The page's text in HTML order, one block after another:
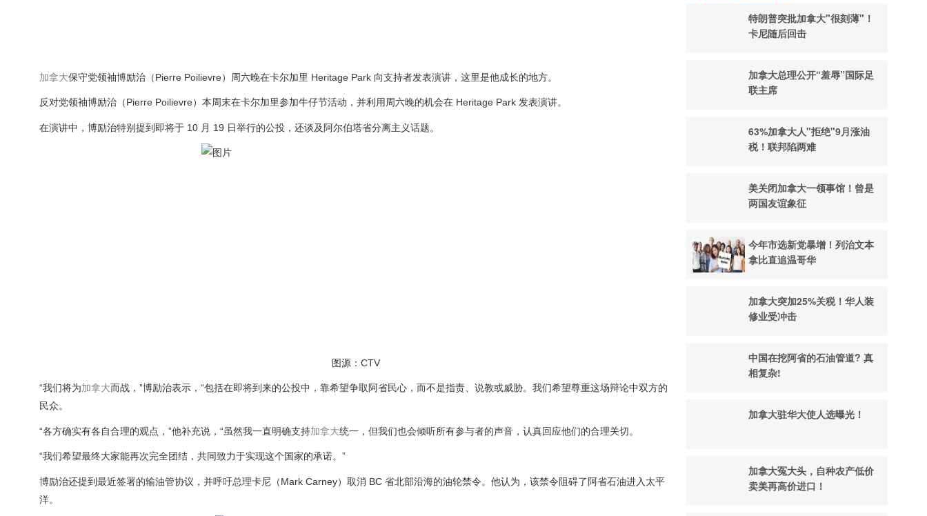
加拿大保守党领袖博励治（Pierre Poilievre）周六晚在卡尔加里 Heritage Park 向支持者发表演讲，这里是他成长的地方。
反对党领袖博励治（Pierre Poilievre）本周末在卡尔加里参加牛仔节活动，并利用周六晚的机会在 Heritage Park 发表演讲。
在演讲中，博励治特别提到即将于 10 月 19 日举行的公投，还谈及阿尔伯塔省分离主义话题。
图源：CTV
“我们将为加拿大而战，”博励治表示，“包括在即将到来的公投中，靠希望争取阿省民心，而不是指责、说教或威胁。我们希望尊重这场辩论中双方的
民众。
“各方确实有各自合理的观点，”他补充说，“虽然我一直明确支持加拿大统一，但我们也会倾听所有参与者的声音，认真回应他们的合理关切。
“我们希望最终大家能再次完全团结，共同致力于实现这个国家的承诺。”
博励治还提到最近签署的输油管协议，并呼吁总理卡尼（Mark Carney）取消 BC 省北部沿海的油轮禁令。他认为，该禁令阻碍了阿省石油进入太平
洋。
特朗普突批加拿大"很刻薄"！
卡尼随后回击
加拿大总理公开“羞辱”国际足
联主席
63%加拿大人"拒绝"9月涨油
税！联邦陷两难
美关闭加拿大一领事馆！曾是
两国友谊象征
今年市选新党暴增！列治文本
拿比直追温哥华
加拿大突加25%关税！华人装
修业受冲击
中国在挖阿省的石油管道? 真
相复杂!
加拿大驻华大使人选曝光！
加拿大冤大头，自种农产低价
卖美再高价进口！